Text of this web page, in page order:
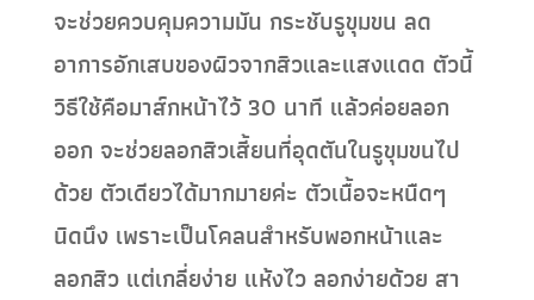
จะช่วยควบคุมความมัน กระชับรูขุมขน ลด
อาการอักเสบของผิวจากสิวและแสงแดด ตัวนี้
วิธีใช้คือมาส์กหน้าไว้ 30 นาที แล้วค่อยลอก
ออก จะช่วยลอกสิวเสี้ยนที่อุดตันในรูขุมขนไป
ด้วย ตัวเดียวได้มากมายค่ะ ตัวเนื้อจะหนืดๆ
นิดนึง เพราะเป็นโคลนสำหรับพอกหน้าและ
ลอกสิว แต่เกลี่ยง่าย แห้งไว ลอกง่ายด้วย สา